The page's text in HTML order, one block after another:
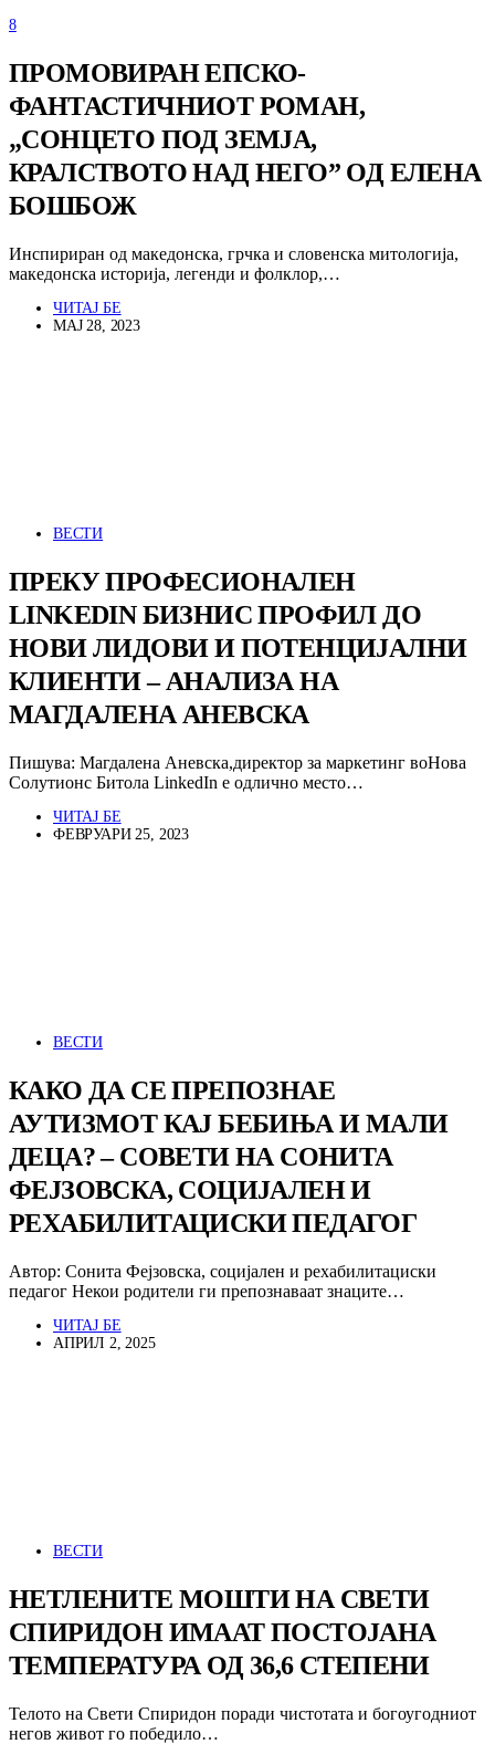
8
ПРОМОВИРАН ЕПСКО-
ФАНТАСТИЧНИОТ РОМАН,
„СОНЦЕТО ПОД ЗЕМЈА,
КРАЛСТВОТО НАД НЕГО” ОД ЕЛЕНА
БОШБОЖ
Инспириран од македонска, грчка и словенска митологија,
македонска историја, легенди и фолклор,…
ЧИТАЈ БЕ
МАЈ 28, 2023
ВЕСТИ
ПРЕКУ ПРОФЕСИОНАЛЕН
LINKEDIN БИЗНИС ПРОФИЛ ДО
НОВИ ЛИДОВИ И ПОТЕНЦИЈАЛНИ
КЛИЕНТИ – АНАЛИЗА НА
МАГДАЛЕНА АНЕВСКА
Пишува: Магдалена Аневска,директор за маркетинг воНова
Солутионс Битола LinkedIn е одлично место…
ЧИТАЈ БЕ
ФЕВРУАРИ 25, 2023
ВЕСТИ
КАКО ДА СЕ ПРЕПОЗНАЕ
АУТИЗМОТ КАЈ БЕБИЊА И МАЛИ
ДЕЦА? – СОВЕТИ НА СОНИТА
ФЕЈЗОВСКА, СОЦИЈАЛЕН И
РЕХАБИЛИТАЦИСКИ ПЕДАГОГ
Автор: Сонита Фејзовска, социјален и рехабилитациски
педагог Некои родители ги препознаваат знаците…
ЧИТАЈ БЕ
АПРИЛ 2, 2025
ВЕСТИ
НЕТЛЕНИТЕ МОШТИ НА СВЕТИ
СПИРИДОН ИМААТ ПОСТОЈАНА
ТЕМПЕРАТУРА ОД 36,6 СТЕПЕНИ
Телото на Свети Спиридон поради чистотата и богоугодниот
негов живот го победило…